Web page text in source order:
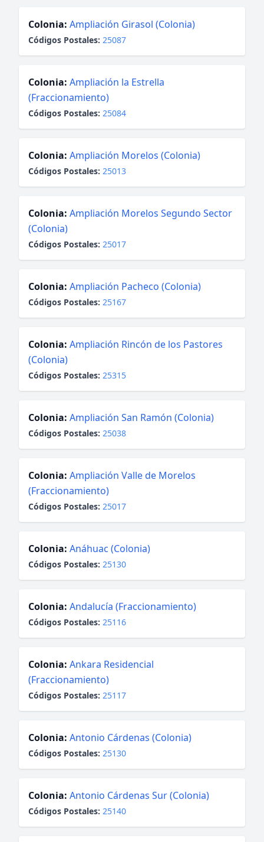
Colonia: Ampliación Girasol (Colonia)
Códigos Postales: 25087
Colonia: Ampliación la Estrella
(Fraccionamiento)
Códigos Postales: 25084
Colonia: Ampliación Morelos (Colonia)
Códigos Postales: 25013
Colonia: Ampliación Morelos Segundo Sector
(Colonia)
Códigos Postales: 25017
Colonia: Ampliación Pacheco (Colonia)
Códigos Postales: 25167
Colonia: Ampliación Rincón de los Pastores
(Colonia)
Códigos Postales: 25315
Colonia: Ampliación San Ramón (Colonia)
Códigos Postales: 25038
Colonia: Ampliación Valle de Morelos
(Fraccionamiento)
Códigos Postales: 25017
Colonia: Anáhuac (Colonia)
Códigos Postales: 25130
Colonia: Andalucía (Fraccionamiento)
Códigos Postales: 25116
Colonia: Ankara Residencial
(Fraccionamiento)
Códigos Postales: 25117
Colonia: Antonio Cárdenas (Colonia)
Códigos Postales: 25130
Colonia: Antonio Cárdenas Sur (Colonia)
Códigos Postales: 25140